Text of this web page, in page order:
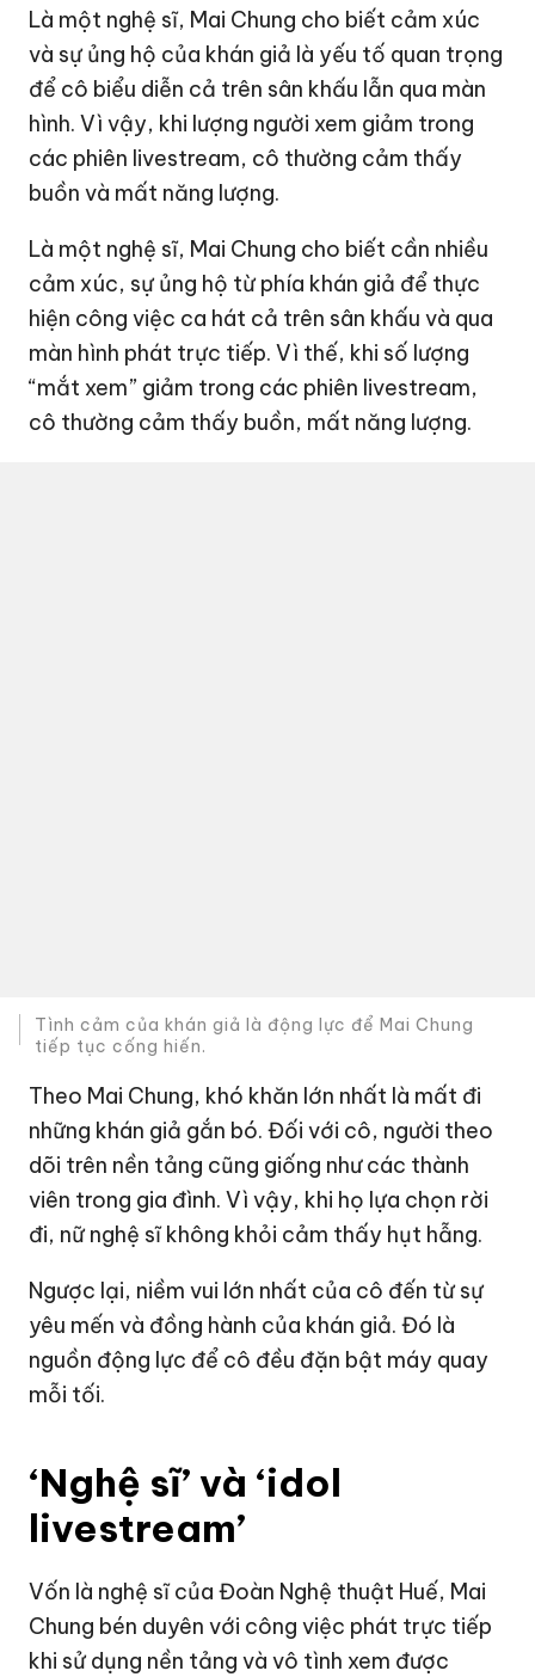
Là một nghệ sĩ, Mai Chung cho biết cảm xúc
và sự ủng hộ của khán giả là yếu tố quan trọng
để cô biểu diễn cả trên sân khấu lẫn qua màn
hình. Vì vậy, khi lượng người xem giảm trong
các phiên livestream, cô thường cảm thấy
buồn và mất năng lượng.
Là một nghệ sĩ, Mai Chung cho biết cần nhiều
cảm xúc, sự ủng hộ từ phía khán giả để thực
hiện công việc ca hát cả trên sân khấu và qua
màn hình phát trực tiếp. Vì thế, khi số lượng
“mắt xem” giảm trong các phiên livestream,
cô thường cảm thấy buồn, mất năng lượng.
Tình cảm của khán giả là động lực để Mai Chung
tiếp tục cống hiến.
Theo Mai Chung, khó khăn lớn nhất là mất đi
những khán giả gắn bó. Đối với cô, người theo
dõi trên nền tảng cũng giống như các thành
viên trong gia đình. Vì vậy, khi họ lựa chọn rời
đi, nữ nghệ sĩ không khỏi cảm thấy hụt hẫng.
Ngược lại, niềm vui lớn nhất của cô đến từ sự
yêu mến và đồng hành của khán giả. Đó là
nguồn động lực để cô đều đặn bật máy quay
mỗi tối.
‘Nghệ sĩ’ và ‘idol
livestream’
Vốn là nghệ sĩ của Đoàn Nghệ thuật Huế, Mai
Chung bén duyên với công việc phát trực tiếp
khi sử dụng nền tảng và vô tình xem được